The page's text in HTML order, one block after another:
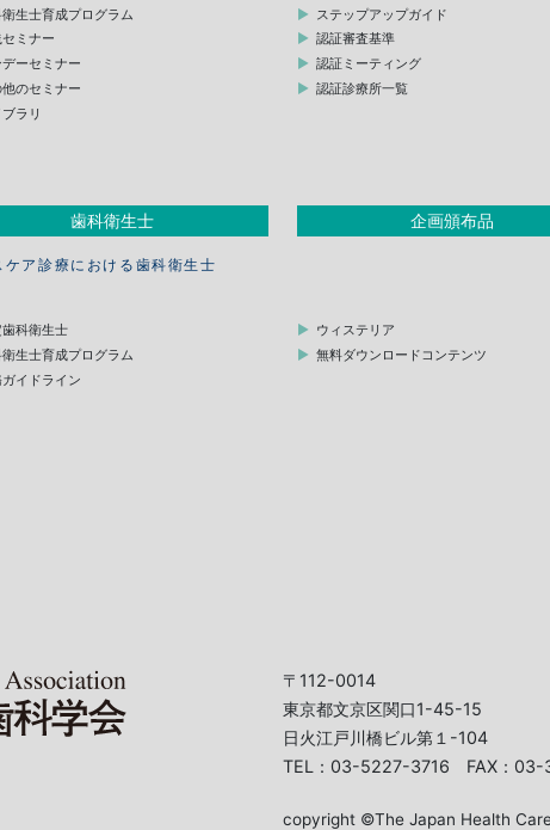
生士育成プログラム
ミナー
デーセミナー
他のセミナー
ラリ
ステップアップガイド
認証審査基準
認証ミーティング
認証診療所一覧
歯科衛生士
ケア診療における歯科衛生士
科衛生士
生士育成プログラム
イドライン
企画頒布品
ウィステリア
無料ダウンロードコンテンツ
〒112-0014
東京都文京区関口1-45-15
日火江戸川橋ビル第１-104
TEL：03-5227-3716 FAX：
copyright ©The Japan Health